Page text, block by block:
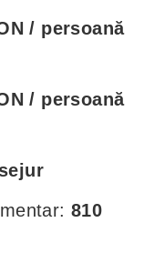
/ persoană
/ persoană
810